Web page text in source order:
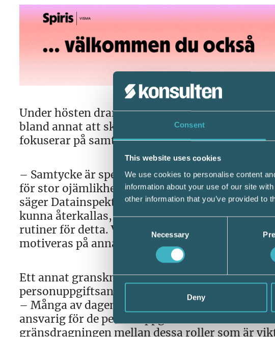
Consent
This website uses cookies
We use cookies to personalise content
information about your use of our site
other information that you’ve provided to
Necessary
Deny
Under hösten drar Datainspektionen igång
bland annat att skapa vägledning gällande de
fokuserar på samtycke som rättslig grund för
– Samtycke är speciellt eftersom det måste
för stor ojämlikhet mellan den registrerade
säger Datainspektionens generaldirektör Lena
kunna återkallas, vilket ställer stora krav på
rutiner för detta. Vi har sett att samtycken
motiveras på annan grund. Här behövs
Ett annat granskningsprojekt ska klargöra
personuppgiftsansvarig och
– Många av dagens IT-lösningar bygger på
ansvarig för de personuppgifter som hanteras.
gränsdragningen mellan dessa roller som är